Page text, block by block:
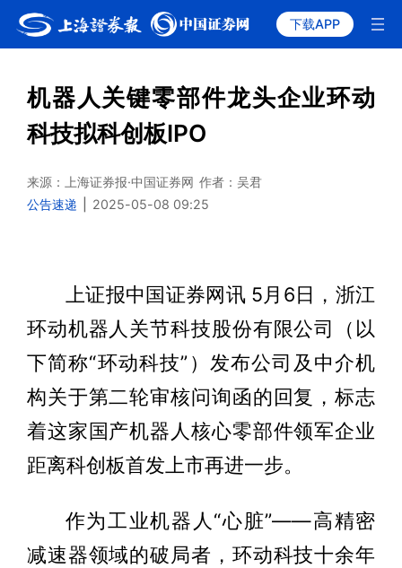
下载APP
机器人关键零部件龙头企业环动
科技拟科创板IPO
来源：上海证券报·中国证券网 作者：吴君
公告速递
2025-05-08 09:25
上证报中国证券网讯 5月6日，浙江
环动机器人关节科技股份有限公司（以
下简称“环动科技”）发布公司及中介机
构关于第二轮审核问询函的回复，标志
着这家国产机器人核心零部件领军企业
距离科创板首发上市再进一步。
作为工业机器人“心脏”——高精密
减速器领域的破局者，环动科技十余年